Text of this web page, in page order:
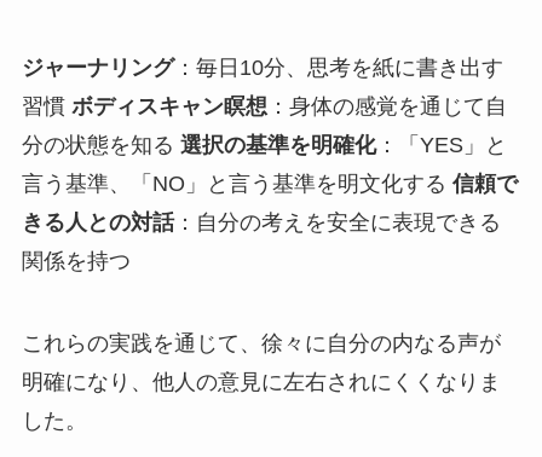
ジャーナリング：毎日10分、思考を紙に書き出す
習慣 ボディスキャン瞑想 ：身体の感覚を通じて自
分の状態を知る 選択の基準を明確化：「YES」と
言う基準、「NO」と言う基準を明文化する 信頼で
きる人との対話：自分の考えを安全に表現できる
関係を持つ
これらの実践を通じて、徐々に自分の内なる声が
明確になり、他人の意見に左右されにくくなりま
した。